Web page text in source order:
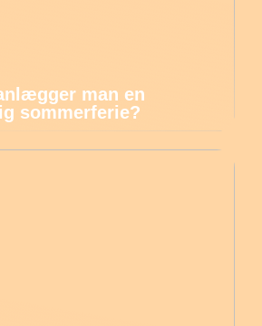
man en
sommerferie?